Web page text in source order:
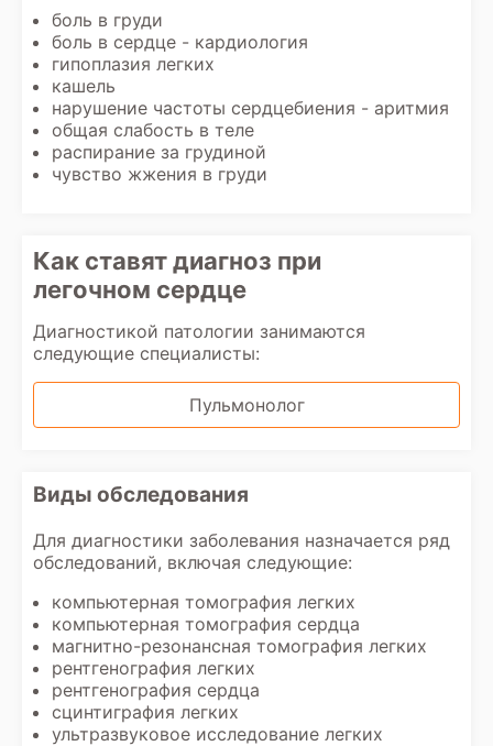
боль в груди
боль в сердце - кардиология
гипоплазия легких
кашель
нарушение частоты сердцебиения - аритмия
общая слабость в теле
распирание за грудиной
чувство жжения в груди
Как ставят диагноз при
легочном сердце
Диагностикой патологии занимаются
следующие специалисты:
Пульмонолог
Виды обследования
Для диагностики заболевания назначается ряд
обследований, включая следующие:
компьютерная томография легких
компьютерная томография сердца
магнитно-резонансная томография легких
рентгенография легких
рентгенография сердца
сцинтиграфия легких
ультразвуковое исследование легких